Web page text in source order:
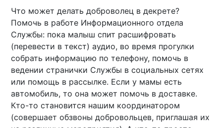
Что может делать доброволец в декрете?
Помочь в работе Информационного отдела
Службы: пока малыш спит расшифровать
(перевести в текст) аудио, во время прогулки
собрать информацию по телефону, помочь в
ведении странички Службы в социальных сетях
или помощь в рассылке. Если у мамы есть
автомобиль, то она может помочь в доставке.
Кто-то становится нашим координатором
(совершает обзвоны добровольцев, приглашая их